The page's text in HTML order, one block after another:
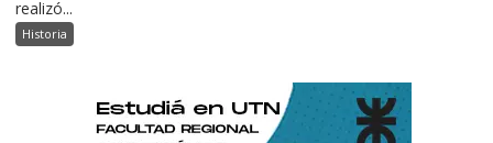
realizó...
Historia